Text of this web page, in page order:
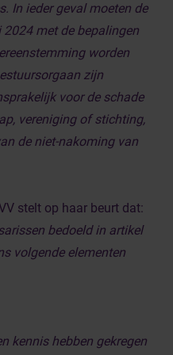
In ieder geval moeten de
met de bepalingen
worden
zijn
voor de schade
vereniging of stichting,
de niet-nakoming van
stelt op haar beurt dat:
bedoeld in artikel
volgende elementen
kennis hebben gekregen